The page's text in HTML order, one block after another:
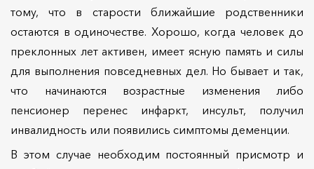
тому, что в старости ближайшие родственники
остаются в одиночестве. Хорошо, когда человек до
преклонных лет активен, имеет ясную память и силы
для выполнения повседневных дел. Но бывает и так,
что начинаются возрастные изменения либо
пенсионер перенес инфаркт, инсульт, получил
инвалидность или появились симптомы деменции.
В этом случае необходим постоянный присмотр и